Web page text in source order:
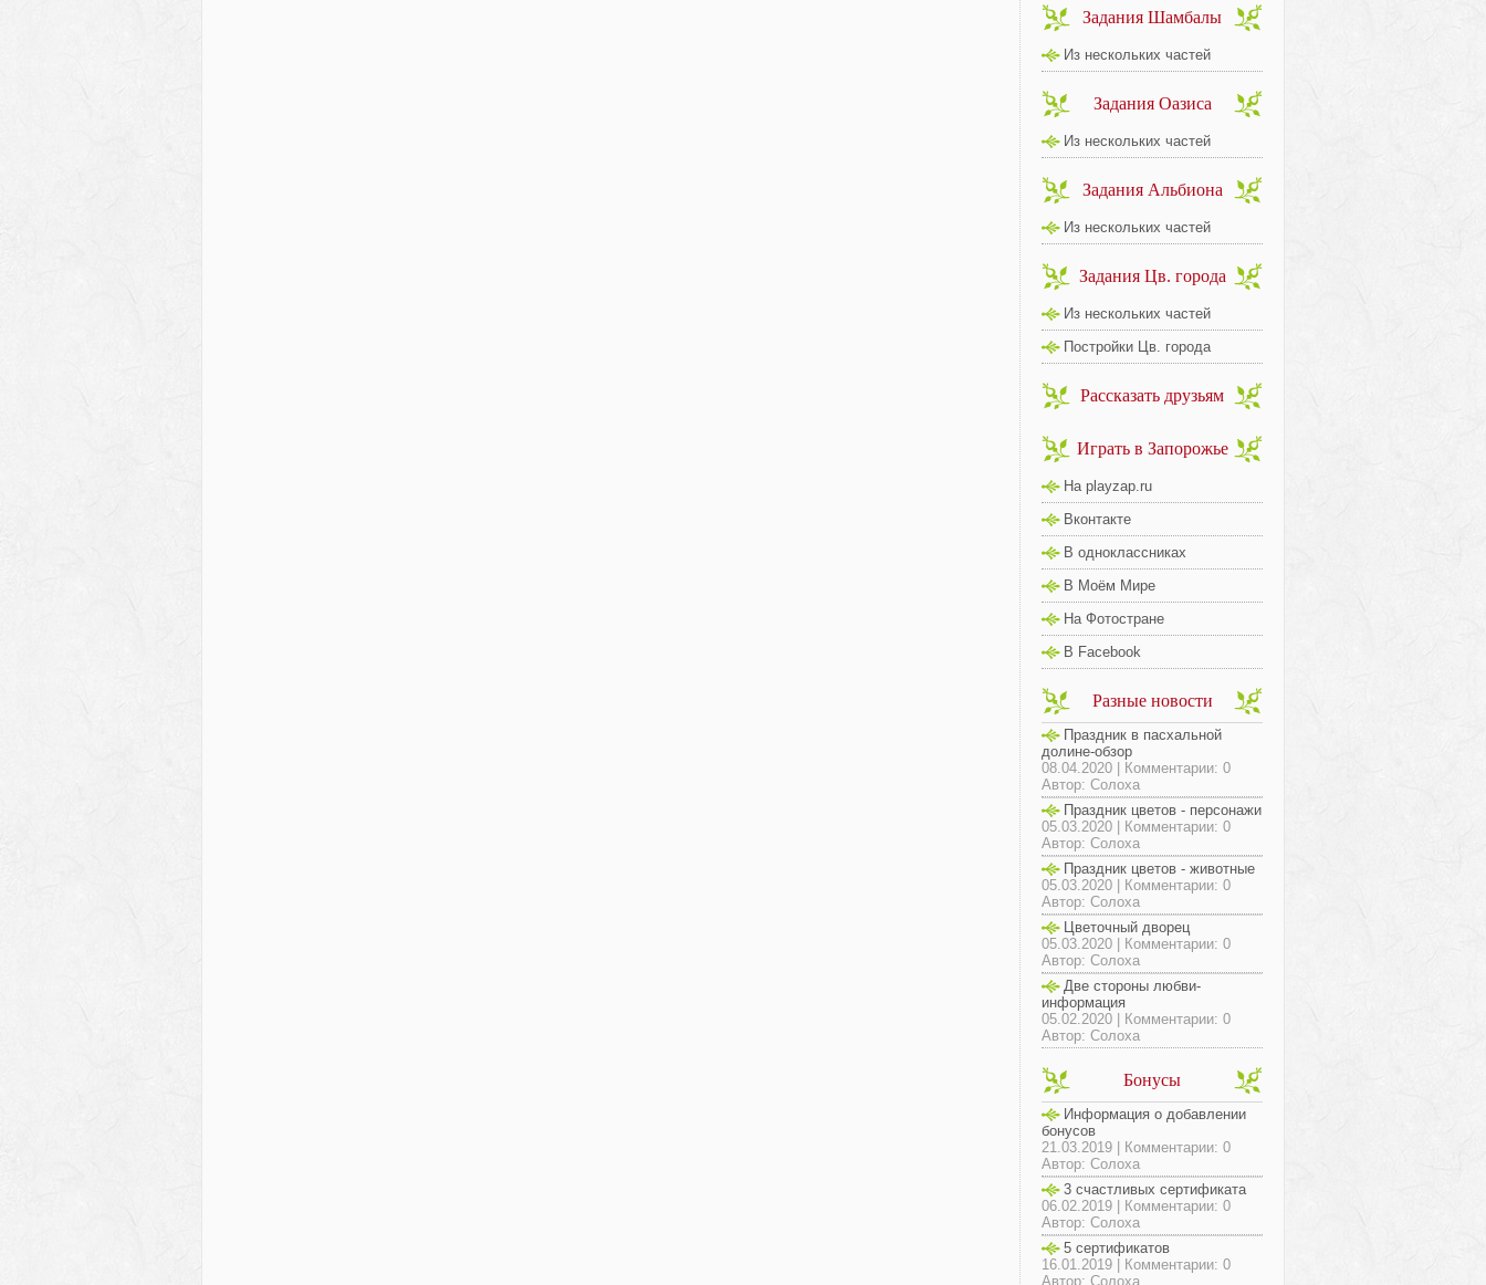
Задания Шамбалы
Из нескольких частей
Задания Оазиса
Из нескольких частей
Задания Альбиона
Из нескольких частей
Задания Цв. города
Из нескольких частей
Постройки Цв. города
Рассказать друзьям
Играть в Запорожье
На playzap.ru
Вконтакте
В одноклассниках
В Моём Мире
На Фотостране
В Facebook
Разные новости
Праздник в пасхальной
долине-обзор
08.04.2020 | Комментарии: 0
Автор: Солоха
Праздник цветов - персонажи
05.03.2020 | Комментарии: 0
Автор: Солоха
Праздник цветов - животные
05.03.2020 | Комментарии: 0
Автор: Солоха
Цветочный дворец
05.03.2020 | Комментарии: 0
Автор: Солоха
Две стороны любви-
информация
05.02.2020 | Комментарии: 0
Автор: Солоха
Бонусы
Информация о добавлении
бонусов
21.03.2019 | Комментарии: 0
Автор: Солоха
3 счастливых сертификата
06.02.2019 | Комментарии: 0
Автор: Солоха
5 сертификатов
16.01.2019 | Комментарии: 0
Автор: Солоха